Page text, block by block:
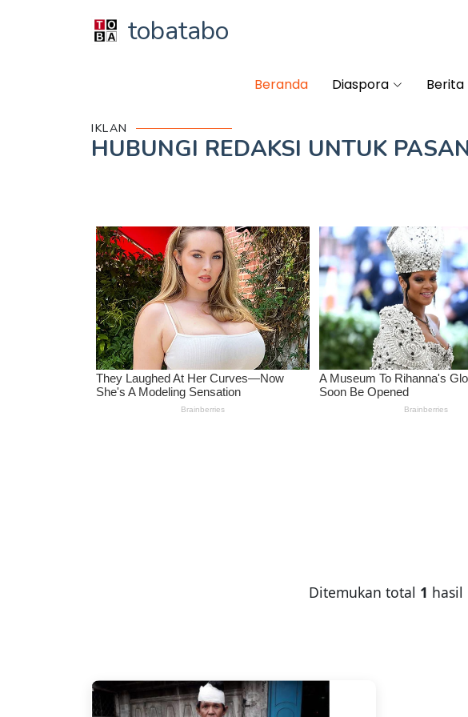
tobatabo
Beranda Diaspora Berita
IKLAN
HUBUNGI REDAKSI UNTUK
Ditemukan total 1 hasil